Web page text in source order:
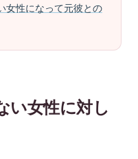
女性になって元彼との
い女性に対し